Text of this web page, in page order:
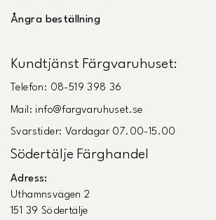
Ångra beställning
Kundtjänst Färgvaruhuset:
Telefon: 08-519 398 36
Mail: info@fargvaruhuset.se
Svarstider: Vardagar 07.00-15.00
Södertälje Färghandel
Adress:
Uthamnsvägen 2
151 39 Södertälje